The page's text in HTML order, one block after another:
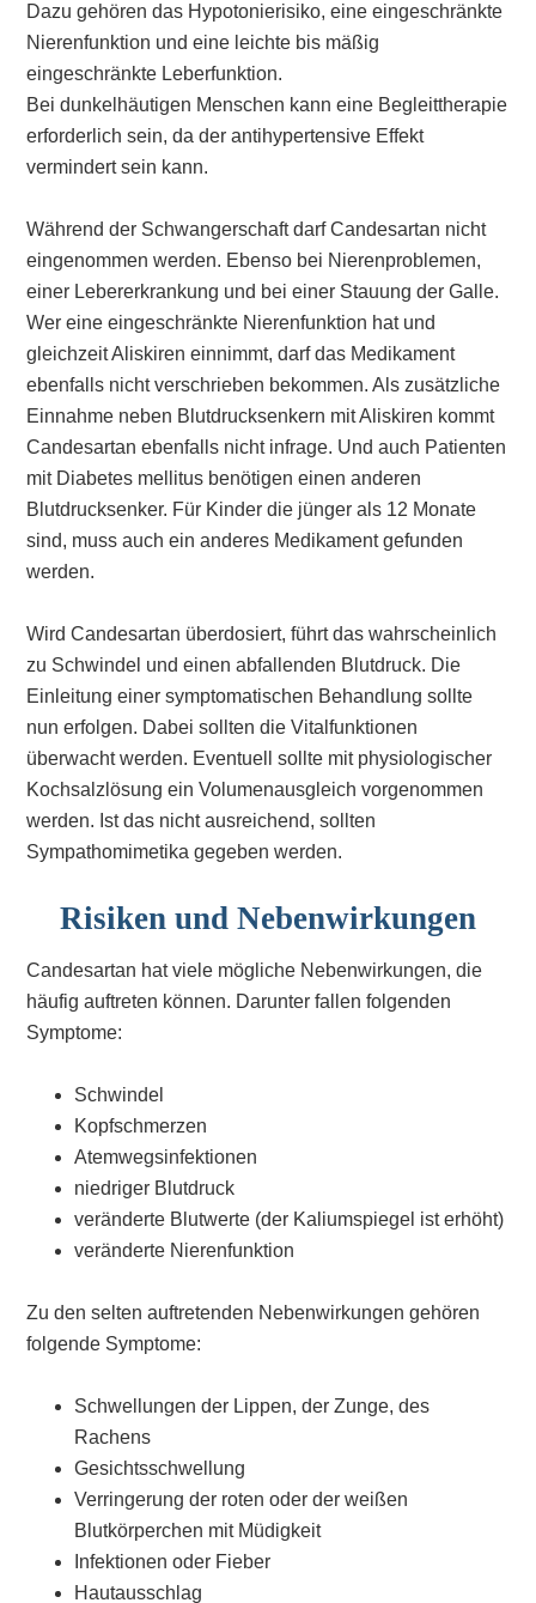
Dazu gehören das Hypotonierisiko, eine eingeschränkte
Nierenfunktion und eine leichte bis mäßig
eingeschränkte Leberfunktion.
Bei dunkelhäutigen Menschen kann eine Begleittherapie
erforderlich sein, da der antihypertensive Effekt
vermindert sein kann.
Während der Schwangerschaft darf Candesartan nicht
eingenommen werden. Ebenso bei Nierenproblemen,
einer Lebererkrankung und bei einer Stauung der Galle.
Wer eine eingeschränkte Nierenfunktion hat und
gleichzeit Aliskiren einnimmt, darf das Medikament
ebenfalls nicht verschrieben bekommen. Als zusätzliche
Einnahme neben Blutdrucksenkern mit Aliskiren kommt
Candesartan ebenfalls nicht infrage. Und auch Patienten
mit Diabetes mellitus benötigen einen anderen
Blutdrucksenker. Für Kinder die jünger als 12 Monate
sind, muss auch ein anderes Medikament gefunden
werden.
Wird Candesartan überdosiert, führt das wahrscheinlich
zu Schwindel und einen abfallenden Blutdruck. Die
Einleitung einer symptomatischen Behandlung sollte
nun erfolgen. Dabei sollten die Vitalfunktionen
überwacht werden. Eventuell sollte mit physiologischer
Kochsalzlösung ein Volumenausgleich vorgenommen
werden. Ist das nicht ausreichend, sollten
Sympathomimetika gegeben werden.
Risiken und Nebenwirkungen
Candesartan hat viele mögliche Nebenwirkungen, die
häufig auftreten können. Darunter fallen folgenden
Symptome:
Schwindel
Kopfschmerzen
Atemwegsinfektionen
niedriger Blutdruck
veränderte Blutwerte (der Kaliumspiegel ist erhöht)
veränderte Nierenfunktion
Zu den selten auftretenden Nebenwirkungen gehören
folgende Symptome:
Schwellungen der Lippen, der Zunge, des
Rachens
Gesichtsschwellung
Verringerung der roten oder der weißen
Blutkörperchen mit Müdigkeit
Infektionen oder Fieber
Hautausschlag